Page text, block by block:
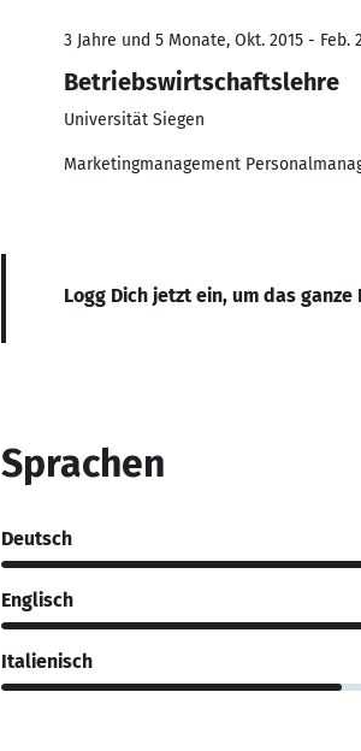
3 Jahre und 5 Monate, Okt. 2015 - Feb.
Betriebswirtschaftslehre
Universität Siegen
Marketingmanagement
Logg Dich jetzt ein, um das
Sprachen
Deutsch
Englisch
Italienisch